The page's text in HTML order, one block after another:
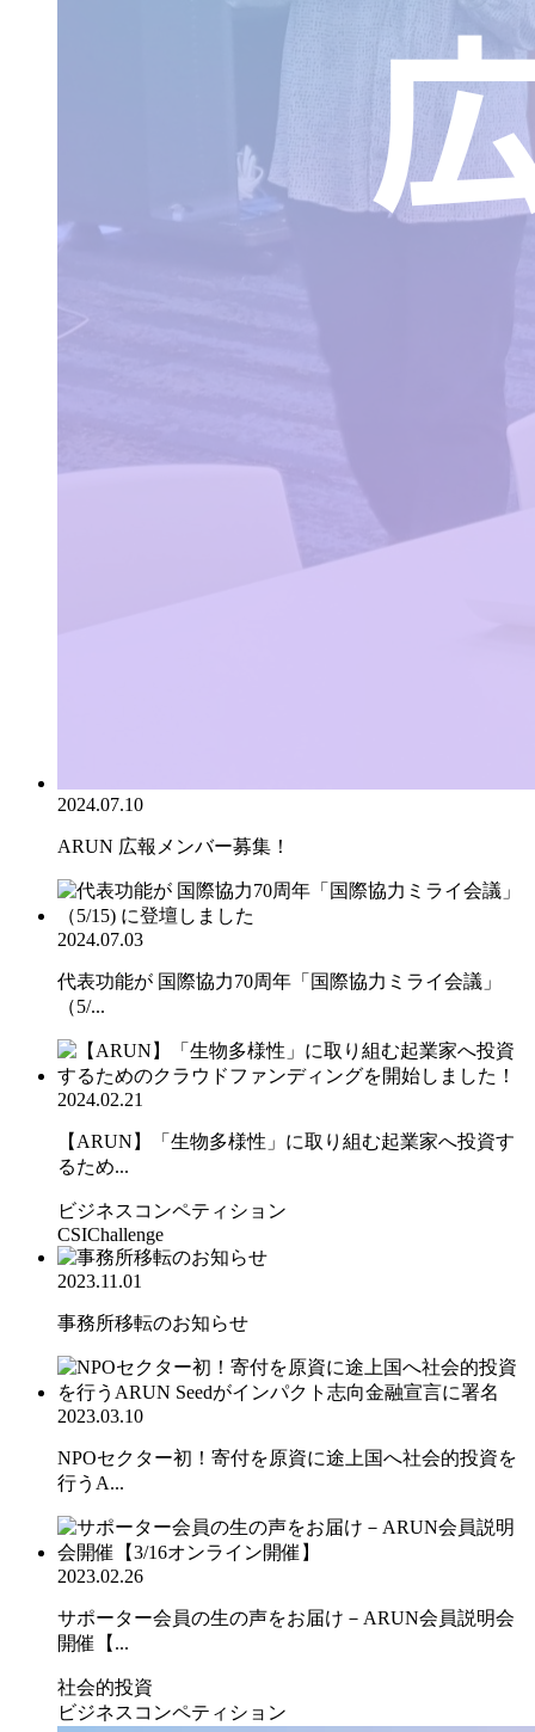
2024.07.10
ARUN 広報メンバー募集！
2024.07.03
代表功能が 国際協力70周年「国際協力ミライ会議」
（5/...
2024.02.21
【ARUN】「生物多様性」に取り組む起業家へ投資す
るため...
ビジネスコンペティション
CSIChallenge
2023.11.01
事務所移転のお知らせ
2023.03.10
NPOセクター初！寄付を原資に途上国へ社会的投資を
行うA...
2023.02.26
サポーター会員の生の声をお届け－ARUN会員説明会
開催【...
社会的投資
ビジネスコンペティション